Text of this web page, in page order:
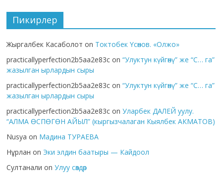
Пикирлер
Жыргалбек Касаболот on Токтобек Үсөнов. «Олжо»
practicallyperfection2b5aa2e83c on“Улуктун күйгөнү” же “С… га”
жазылган ырлардын сыры
practicallyperfection2b5aa2e83c on“Улуктун күйгөнү” же “С… га”
жазылган ырлардын сыры
practicallyperfection2b5aa2e83c onУларбек ДАЛЕЙ уулу.
“АЛМА ӨСПӨГӨН АЙЫЛ” (кыргызчалаган Кыялбек АКМАТОВ)
Nusya on Мадина ТУРАЕВА
Нұрлан on Эки элдин баатыры — Кайдоол
Султанали onУлуу сөздөр